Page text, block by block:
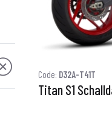
Code: D32A-T41T
Titan S1